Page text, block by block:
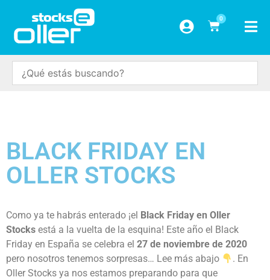
0
BLACK FRIDAY EN
OLLER STOCKS
Como ya te habrás enterado ¡el Black Friday en Oller
Stocks está a la vuelta de la esquina! Este año el Black
Friday en España se celebra el 27 de noviembre de 2020
pero nosotros tenemos sorpresas… Lee más abajo
. En
Oller Stocks ya nos estamos preparando para que